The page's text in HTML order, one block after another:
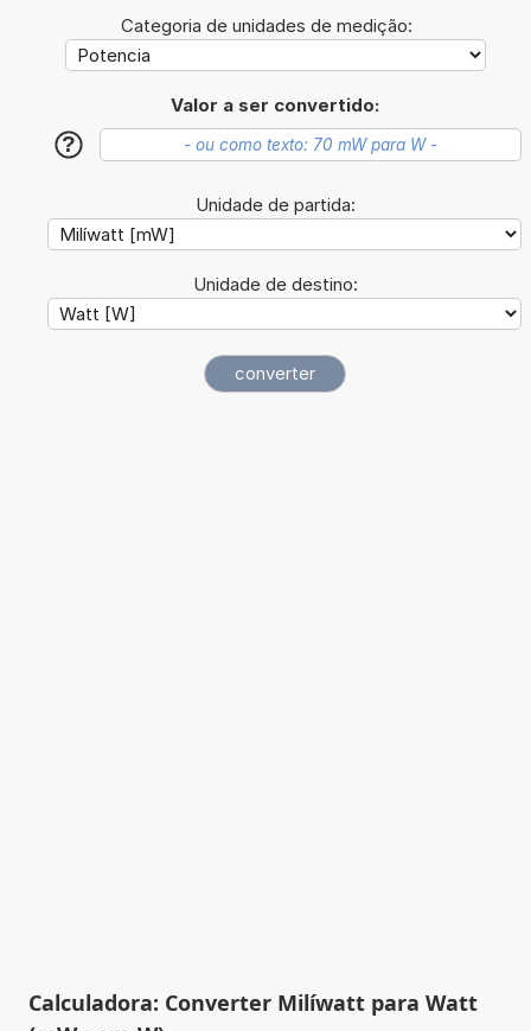
Categoria de unidades de medição:
Valor a ser convertido:
?
Unidade de partida:
Unidade de destino:
Calculadora: Converter Milíwatt para Watt